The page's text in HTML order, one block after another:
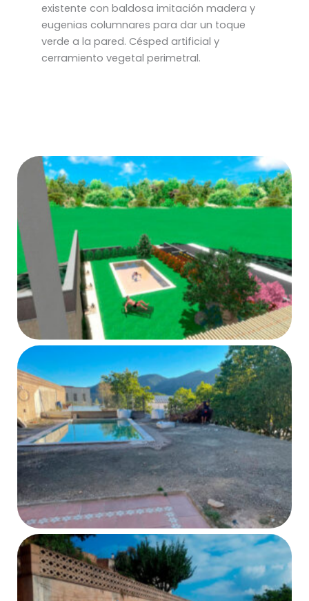
existente con baldosa imitación madera y
eugenias columnares para dar un toque
verde a la pared. Césped artificial y
cerramiento vegetal perimetral.